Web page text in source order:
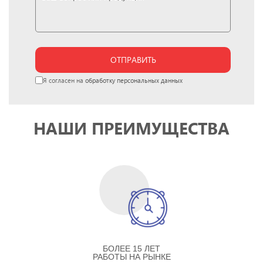
ОТПРАВИТЬ
Я согласен на обработку персональных данных
НАШИ ПРЕИМУЩЕСТВА
БОЛЕЕ 15 ЛЕТ
РАБОТЫ НА РЫНКЕ